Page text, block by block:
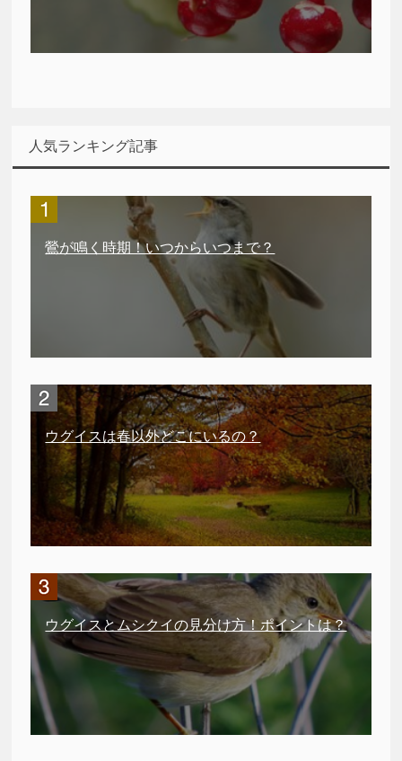
人気ランキング記事
鶯が鳴く時期！いつからいつまで？
ウグイスは春以外どこにいるの？
ウグイスとムシクイの見分け方！ポイントは？